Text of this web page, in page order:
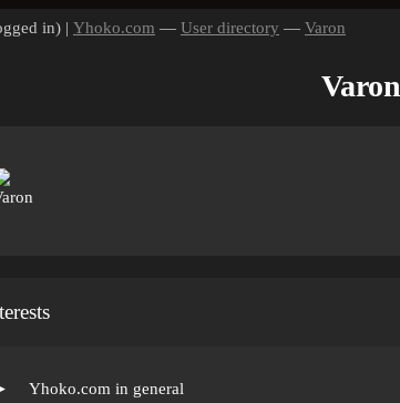
in) | Yhoko.com — User directory — Varon
Varon
Yhoko.com in general